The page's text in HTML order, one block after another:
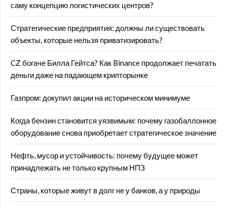
саму концепцию логистических центров?
Стратегические предприятия: должны ли существовать
объекты, которые нельзя приватизировать?
CZ богаче Билла Гейтса? Как Binance продолжает печатать
деньги даже на падающем крипторынке
Газпром: докупил акции на историческом минимуме
Когда бензин становится уязвимым: почему газобаллонное
оборудование снова приобретает стратегическое значение
Нефть, мусор и устойчивость: почему будущее может
принадлежать не только крупным НПЗ
Страны, которые живут в долг не у банков, а у природы